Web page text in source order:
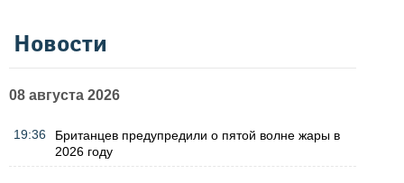
Новости
08 августа 2026
19:36
Британцев предупредили о пятой волне жары в
2026 году